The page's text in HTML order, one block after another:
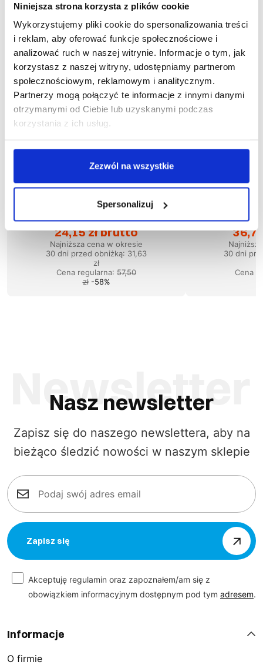
Niniejsza strona korzysta z plików cookie
Wykorzystujemy pliki cookie do spersonalizowania treści
i reklam, aby oferować funkcje społecznościowe i
analizować ruch w naszej witrynie. Informacje o tym, jak
korzystasz z naszej witryny, udostępniamy partnerom
społecznościowym, reklamowym i analitycznym.
Partnerzy mogą połączyć te informacje z innymi danymi
otrzymanymi od Ciebie lub uzyskanymi podczas
korzystania z ich usług.
Zezwól na wszystkie
Spersonalizuj
Wyprzedaż 58%
1-04-040
Bluza PIRAT
24,15 zł brutto
Najniższa cena w okresie
30 dni przed obniżką: 31,63
zł
Cena regularna: 57,50
zł -58%
Wyprzedaż 51
30 dni
Cena
Nasz newsletter
Zapisz się do naszego newslettera, aby na
bieżąco śledzić nowości w naszym sklepie
Zapisz się
Akceptuję regulamin oraz zapoznałem/am się z
obowiązkiem informacyjnym dostępnym pod tym adresem.
Informacje
O firmie